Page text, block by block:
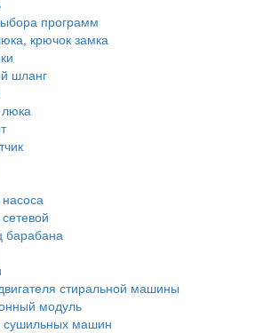
программ
крючок замка
шланг
барабана
стиральной машины
модуль
сушильных машин